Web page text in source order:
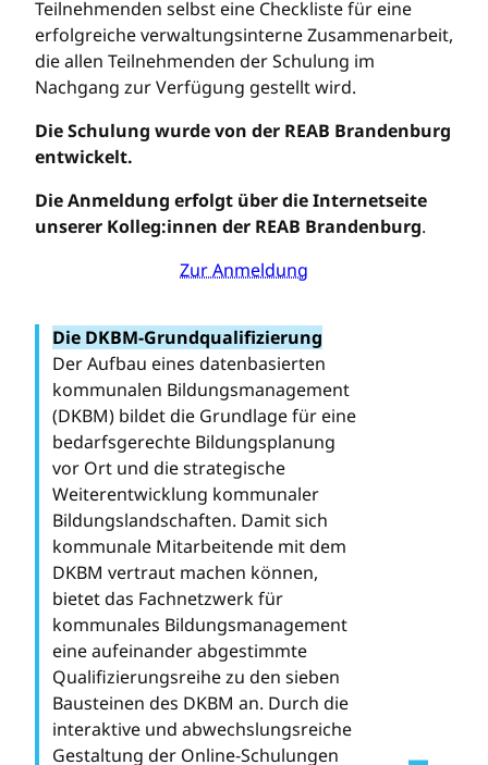
Teilnehmenden selbst eine Checkliste für eine
erfolgreiche verwaltungsinterne Zusammenarbeit,
die allen Teilnehmenden der Schulung im
Nachgang zur Verfügung gestellt wird.
Die Schulung wurde von der REAB Brandenburg
entwickelt.
Die Anmeldung erfolgt über die Internetseite
unserer Kolleg:innen der REAB Brandenburg.
Zur Anmeldung
Die DKBM-Grundqualifizierung
Der Aufbau eines datenbasierten
kommunalen Bildungsmanagement
(DKBM) bildet die Grundlage für eine
bedarfsgerechte Bildungsplanung
vor Ort und die strategische
Weiterentwicklung kommunaler
Bildungslandschaften. Damit sich
kommunale Mitarbeitende mit dem
DKBM vertraut machen können,
bietet das Fachnetzwerk für
kommunales Bildungsmanagement
eine aufeinander abgestimmte
Qualifizierungsreihe zu den sieben
Bausteinen des DKBM an. Durch die
interaktive und abwechslungsreiche
Gestaltung der Online-Schulungen